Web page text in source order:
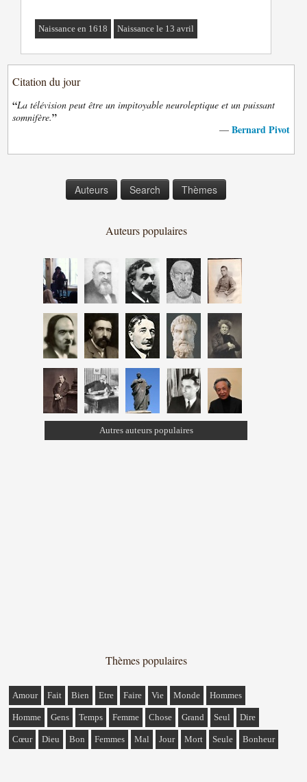
Naissance en 1618 Naissance le 13 avril
Citation du jour
“La télévision peut être un impitoyable neuroleptique et un puissant
somnifère.”
— Bernard Pivot
Auteurs Search Thèmes
Auteurs populaires
Autres auteurs populaires
Thèmes populaires
Amour Fait Bien Etre Faire Vie Monde Hommes
Homme Gens Temps Femme Chose Grand Seul Dire
Cœur Dieu Bon Femmes Mal Jour Mort Seule Bonheur